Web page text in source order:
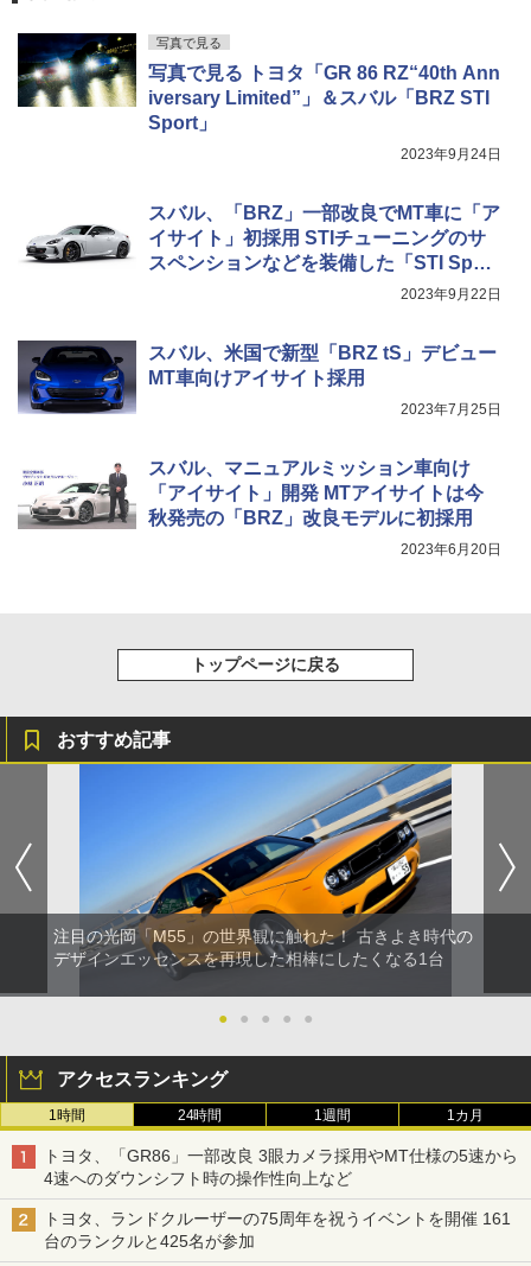
写真で見る
写真で見る トヨタ「GR 86 RZ“40th Ann
iversary Limited”」＆スバル「BRZ STI
Sport」
2023年9月24日
スバル、「BRZ」一部改良でMT車に「ア
イサイト」初採用 STIチューニングのサ
スペンションなどを装備した「STI Spor
2023年9月22日
スバル、米国で新型「BRZ tS」デビュー
MT車向けアイサイト採用
2023年7月25日
スバル、マニュアルミッション車向け
「アイサイト」開発 MTアイサイトは今
秋発売の「BRZ」改良モデルに初採用
2023年6月20日
トップページに戻る
おすすめ記事
注目の光岡「M55」の世界観に触れた！ 古きよき時代の
デザインエッセンスを再現した相棒にしたくなる1台
● ● ● ● ●
アクセスランキング
1時間 24時間 1週間 1カ月
トヨタ、「GR86」一部改良 3眼カメラ採用やMT仕様の5速から
4速へのダウンシフト時の操作性向上など
トヨタ、ランドクルーザーの75周年を祝うイベントを開催 161
台のランクルと425名が参加